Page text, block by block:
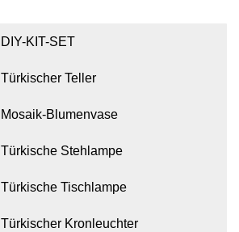
DIY-KIT-SET
Türkischer Teller
Mosaik-Blumenvase
Türkische Stehlampe
Türkische Tischlampe
Türkischer Kronleuchter